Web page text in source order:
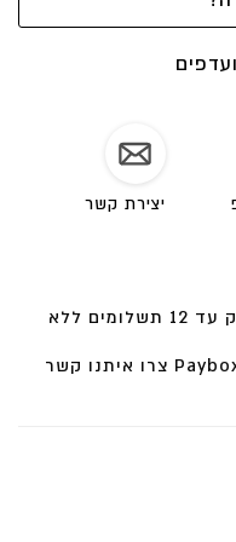
מושלמת ומיוחדת
ללא יהלום <
בתוספת תשלום לטבעת
יצירת קשר
ניתן לשלם בכל סוגי האשראי ולחלק עד 12 תשלומים ללא
לתשלום בהעברה בנקאית, Bit או Paybox צרו איתנו קשר